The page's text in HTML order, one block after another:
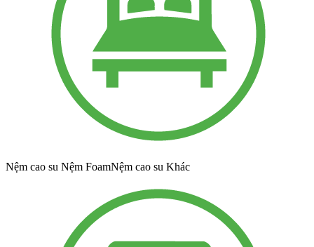
Nệm cao su Nệm FoamNệm cao su Khác